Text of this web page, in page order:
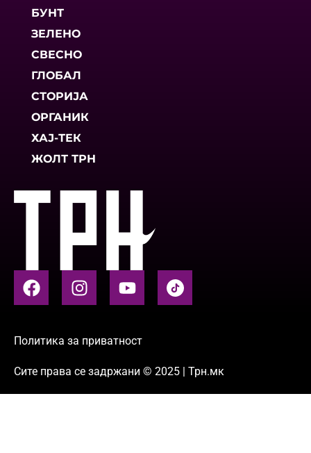
БУНТ
ЗЕЛЕНО
СВЕСНО
ГЛОБАЛ
СТОРИЈА
ОРГАНИК
ХАЈ-ТЕК
ЖОЛТ ТРН
Политика за приватност
Сите права се задржани © 2025 | Трн.мк